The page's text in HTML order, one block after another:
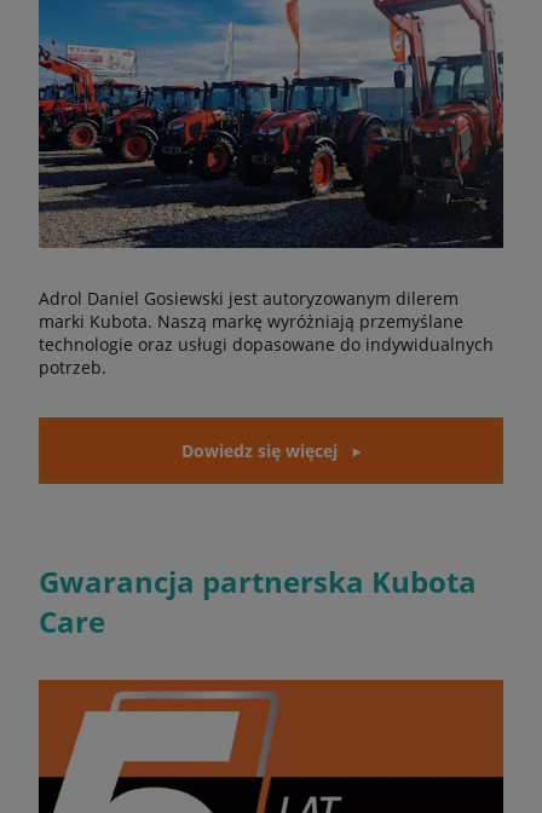
Adrol Daniel Gosiewski jest autoryzowanym dilerem
marki Kubota. Naszą markę wyróżniają przemyślane
technologie oraz usługi dopasowane do indywidualnych
potrzeb.
Dowiedz się więcej
Gwarancja partnerska Kubota
Care